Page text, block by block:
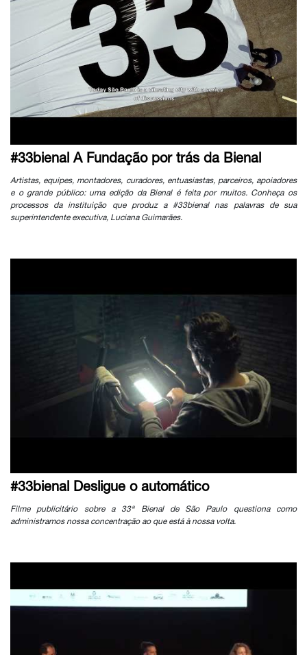
#33bienal A Fundação por trás da Bienal
Artistas, equipes, montadores, curadores, entuasiastas, parceiros, apoiadores
e o grande público: uma edição da Bienal é feita por muitos. Conheça os
processos da instituição que produz a #33bienal nas palavras de sua
superintendente executiva, Luciana Guimarães.
#33bienal Desligue o automático
Filme publicitário sobre a 33ª Bienal de São Paulo questiona como
administramos nossa concentração ao que está à nossa volta.